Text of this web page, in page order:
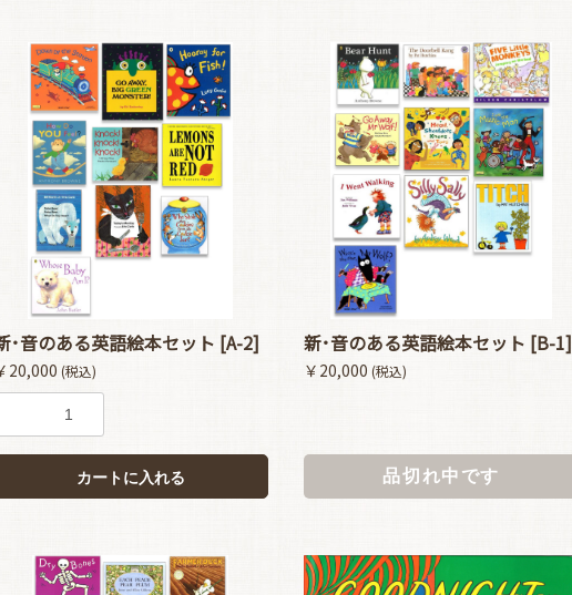
･音のある英語絵本セット [A-2]
20,000 (税込)
カートに入れる
新･音のある英語絵本セット [B-1]
￥20,000 (税込)
品切れ中です